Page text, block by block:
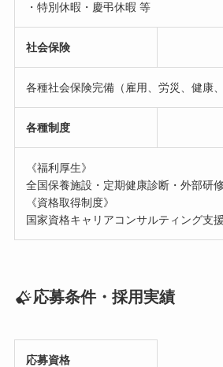
・特別休暇・慶弔休暇 等
社会保険
各種社会保険完備（雇用、労災、健康、
各種制度
《福利厚生》
全国保養施設・定期健康診断・外部研
《資格取得制度》
国家資格キャリアコンサルティング支
応募条件・採用実績
応募資格